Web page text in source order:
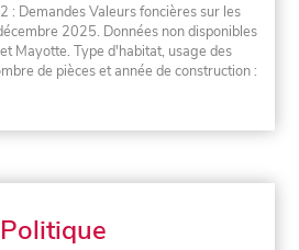
: Demandes Valeurs foncières sur les
2025. Données non disponibles
Mayotte. Type d'habitat, usage des
de pièces et année de construction :
Politique